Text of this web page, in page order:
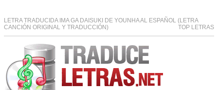
LETRA TRADUCIDA IMA GA DAISUKI DE YOUNHA AL ESPAÑOL (LETRA
CANCIÓN ORIGINAL Y TRADUCCIÓN)
TOP LETRAS